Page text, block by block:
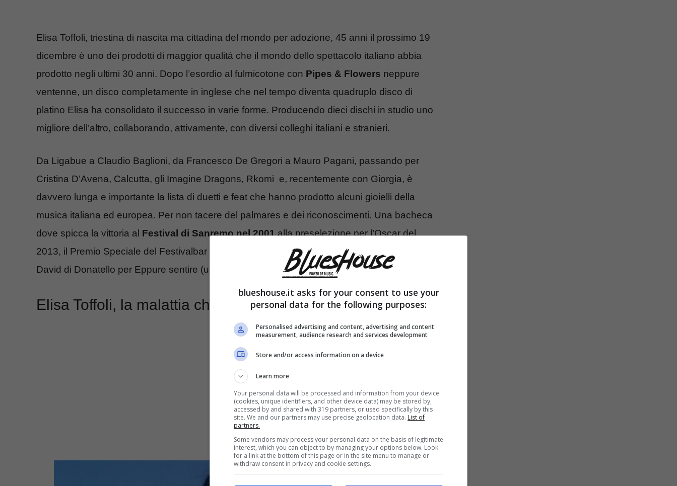
Elisa Toffoli, triestina di nascita ma cittadina del mondo per adozione, 45 anni il prossimo 19
dicembre è uno dei prodotti di maggior qualità che il mondo dello spettacolo italiano abbia
prodotto negli ultimi 30 anni. Dopo l’esordio al fulmicotone con Pipes & Flowers neppure
ventenne, un disco completamente in inglese che nel tempo diventa quadruplo disco di
platino Elisa ha consolidato il successo in varie forme. Producendo dieci dischi in studio uno
migliore dell’altro, collaborando, attivamente, con diversi colleghi italiani e stranieri.
Da Ligabue a Claudio Baglioni, da Francesco De Gregori a Mauro Pagani, passando per
Cristina D’Avena, Calcutta, gli Imagine Dragons, Rkomi e, recentemente con Giorgia, è
davvero lunga e importante la lista di duetti e feat che hanno prodotto alcuni gioielli della
musica italiana ed europea. Per non tacere del palmares e dei riconoscimenti. Una bacheca
dove spicca la vittoria al Festival di Sanremo nel 2001alla preselezione per l’Oscar del
2013, il Premio Speciale del Festivalbar del 2007 per non tacere della doppia candidatura al
David di Donatello per Eppure sentire (un senso di te) e Proiettili (ti mangio il cuore)
Elisa Toffoli, la malattia che ha bloccato il tour
blueshouse.it asks for your consent to use your
personal data for the following purposes:
Personalised advertising and content, advertising and content
measurement, audience research and services development
Store and/or access information on a device
Learn more
Your personal data will be processed and information from your device
(cookies, unique identifiers, and other device data) may be stored by,
accessed by and shared with 319 partners, or used specifically by this
site. We and our partners may use precise geolocation data. List of
partners.
Some vendors may process your personal data on the basis of legitimate
interest, which you can object to by managing your options below. Look
for a link at the bottom of this page or in the site menu to manage or
withdraw consent in privacy and cookie settings.